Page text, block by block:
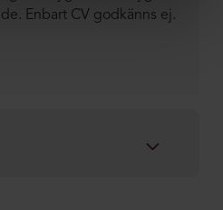
Enbart CV godkänns ej.